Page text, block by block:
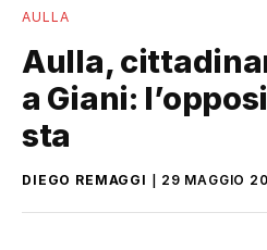
AULLA
Aulla,
a Giani:
sta
DIEGO REMAGGI 29 MAGGIO